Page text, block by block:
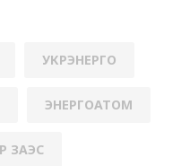
УКРЭНЕРГО
ЭНЕРГОАТОМ
ЗАЭС